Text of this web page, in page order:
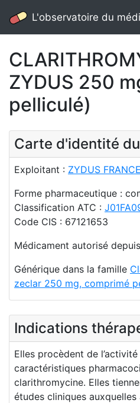
L'observatoire du
ZYDUS 250
pelliculé)
Carte d'identité
Exploitant : ZYDUS FRANCE
Forme pharmaceutique :
Classification ATC :
Code CIS : 67121653
Médicament autorisé
Générique dans la famille
zeclar 250 mg, comprimé
Indications
Elles procèdent de
caractéristiques
clarithromycine. Elles
études cliniques